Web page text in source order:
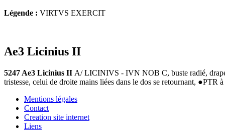
Légende : VIRTVS EXERCIT
Ae3 Licinius II
5247 Ae3 Licinius II A/ LICINIVS - IVN NOB C, buste radié, drapé
tristesse, celui de droite mains liées dans le dos se retournant,
Mentions légales
Contact
Creation site internet
Liens